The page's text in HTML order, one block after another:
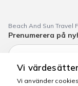
Beach And Sun Travel
Prenumerera på
Vi
Vi använder